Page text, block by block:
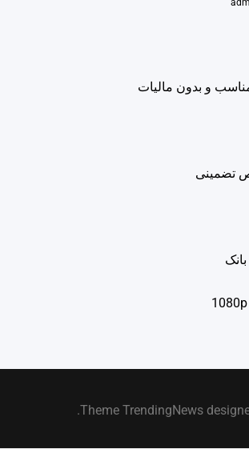
و بدون مالیات
تضمینی
Theme TrendingNews
.